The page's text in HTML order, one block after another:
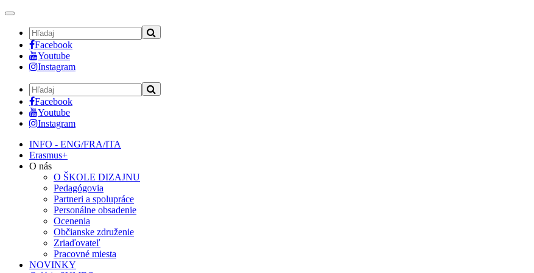
Toggle
navigation
Facebook
Youtube
Instagram
Facebook
Youtube
Instagram
INFO - ENG/FRA/ITA
Erasmus+
O nás
O ŠKOLE DIZAJNU
Pedagógovia
Partneri a spolupráce
Personálne obsadenie
Ocenenia
Občianske združenie
Zriaďovateľ
Pracovné miesta
NOVINKY